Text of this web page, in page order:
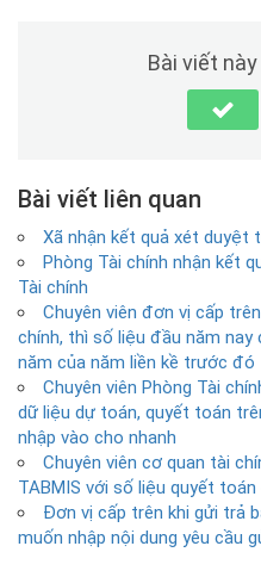
Bài viết
Bài viết liên quan
Xã nhận kết quả xét duyệt
Phòng Tài chính nhận kết
Tài chính
Chuyên viên đơn vị cấp
chính, thì số liệu đầu năm
năm của năm liền kề trước đó
Chuyên viên Phòng Tài
dữ liệu dự toán, quyết toán
nhập vào cho nhanh
Chuyên viên cơ quan tài
TABMIS với số liệu quyết
Đơn vị cấp trên khi gửi trả
muốn nhập nội dung yêu cầu